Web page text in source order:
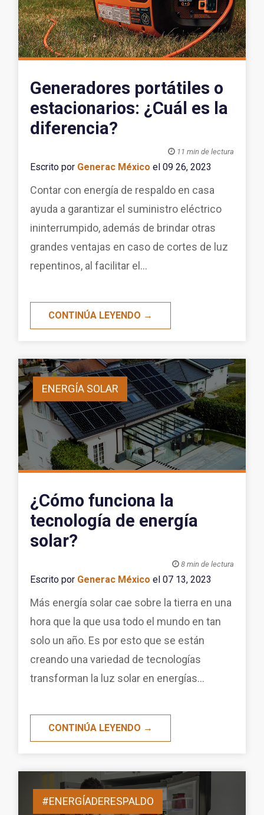
Generadores portátiles o
estacionarios: ¿Cuál es la
diferencia?
 11 min de lectura
Escrito por Generac México el 09 26, 2023
Contar con energía de respaldo en casa
ayuda a garantizar el suministro eléctrico
ininterrumpido, además de brindar otras
grandes ventajas en caso de cortes de luz
repentinos, al facilitar el...
CONTINÚA LEYENDO →
ENERGÍA SOLAR
¿Cómo funciona la
tecnología de energía
solar?
 8 min de lectura
Escrito por Generac México el 07 13, 2023
Más energía solar cae sobre la tierra en una
hora que la que usa todo el mundo en tan
solo un año. Es por esto que se están
creando una variedad de tecnologías
transforman la luz solar en energías...
CONTINÚA LEYENDO →
#ENERGÍADERESPALDO